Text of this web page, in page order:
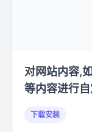
对网站内容,
等内容进行
下载安装